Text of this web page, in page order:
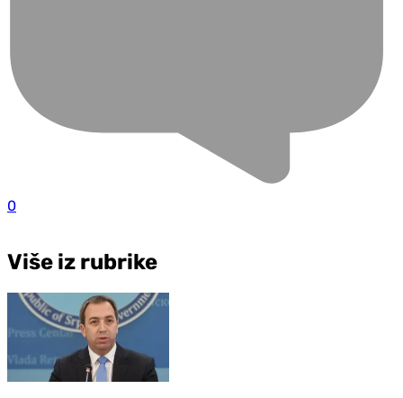
0
Više iz rubrike